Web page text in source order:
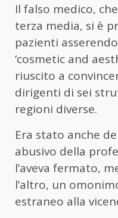
Il falso medico,
terza media, si è
pazienti
‘cosmetic and
riuscito a
dirigenti di sei
regioni diverse.
Era stato anche
abusivo della
l’aveva fermato,
l’altro, un
estraneo alla